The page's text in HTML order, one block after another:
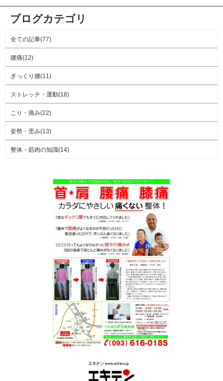
ブログカテゴリ
全ての記事(77)
腰痛(12)
ぎっくり腰(11)
ストレッチ・運動(18)
こり・痛み(22)
姿勢・歪み(13)
整体・筋肉の知識(14)